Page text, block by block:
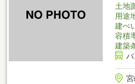
土地
用途
建ぺ
容積
建築